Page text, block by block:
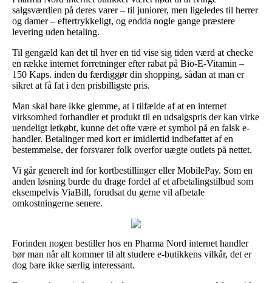
salgsværdien på deres varer – til juniorer, men ligeledes til herrer
og damer – eftertrykkeligt, og endda nogle gange præstere
levering uden betaling.
Til gengæld kan det til hver en tid vise sig tiden værd at checke
en række internet forretninger efter rabat på Bio-E-Vitamin –
150 Kaps. inden du færdiggør din shopping, sådan at man er
sikret at få fat i den prisbilligste pris.
Man skal bare ikke glemme, at i tilfælde af at en internet
virksomhed forhandler et produkt til en udsalgspris der kan virke
uendeligt letkøbt, kunne det ofte være et symbol på en falsk e-
handler. Betalinger med kort er imidlertid indbefattet af en
bestemmelse, der forsvarer folk overfor uægte outlets på nettet.
Vi går generelt ind for kortbestillinger eller MobilePay. Som en
anden løsning burde du drage fordel af et afbetalingstilbud som
eksempelvis ViaBill, forudsat du gerne vil afbetale
omkostningerne senere.
Forinden nogen bestiller hos en Pharma Nord internet handler
bør man når alt kommer til alt studere e-butikkens vilkår, det er
dog bare ikke særlig interessant.